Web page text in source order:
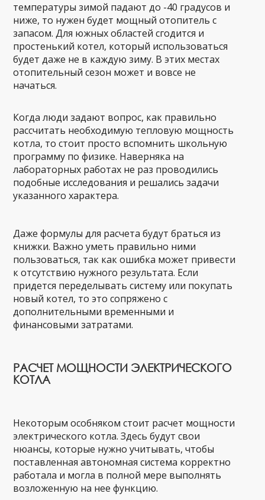
температуры зимой падают до -40 градусов и
ниже, то нужен будет мощный отопитель с
запасом. Для южных областей сгодится и
простенький котел, который использоваться
будет даже не в каждую зиму. В этих местах
отопительный сезон может и вовсе не
начаться.
Когда люди задают вопрос, как правильно
рассчитать необходимую тепловую мощность
котла, то стоит просто вспомнить школьную
программу по физике. Наверняка на
лабораторных работах не раз проводились
подобные исследования и решались задачи
указанного характера.
Даже формулы для расчета будут браться из
книжки. Важно уметь правильно ними
пользоваться, так как ошибка может привести
к отсутствию нужного результата. Если
придется переделывать систему или покупать
новый котел, то это сопряжено с
дополнительными временными и
финансовыми затратами.
РАСЧЕТ МОЩНОСТИ ЭЛЕКТРИЧЕСКОГО
КОТЛА
Некоторым особняком стоит расчет мощности
электрического котла. Здесь будут свои
нюансы, которые нужно учитывать, чтобы
поставленная автономная система корректно
работала и могла в полной мере выполнять
возложенную на нее функцию.